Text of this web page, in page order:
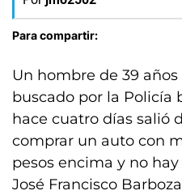
Para compartir:
Un hombre de 39
buscado por la Policía
hace cuatro días salió
comprar un auto con
pesos encima y no
José Francisco